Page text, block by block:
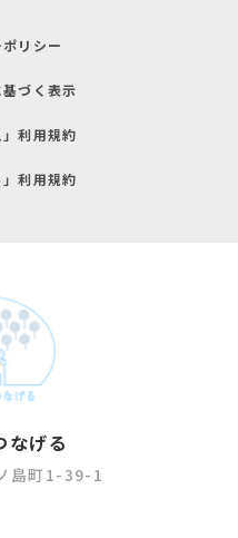
リシー
づく表示
」利用規約
」利用規約
なげる
島町1-39-1